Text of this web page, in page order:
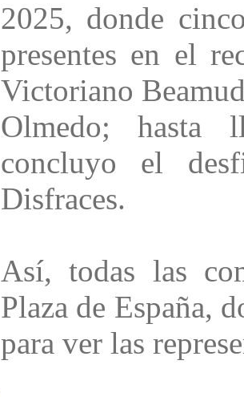
2025, donde
presentes en el
Victoriano
Olmedo; hasta
concluyo el
Disfraces.
Así, todas las
Plaza de España,
para ver las